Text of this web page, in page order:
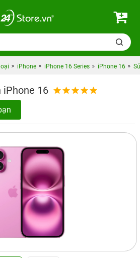
iPhone iPhone 16 Series iPhone 16
iPhone 16